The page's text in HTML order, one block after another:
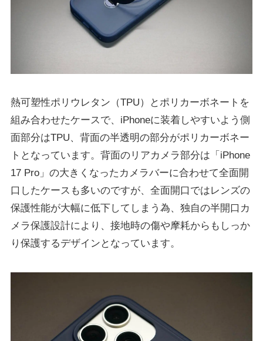
熱可塑性ポリウレタン（TPU）とポリカーボネートを
組み合わせたケースで、iPhoneに装着しやすいよう側
面部分はTPU、背面の半透明の部分がポリカーボネー
トとなっています。背面のリアカメラ部分は「iPhone
17 Pro」の大きくなったカメラバーに合わせて全面開
口したケースも多いのですが、全面開口ではレンズの
保護性能が大幅に低下してしまう為、独自の半開口カ
メラ保護設計により、接地時の傷や摩耗からもしっか
り保護するデザインとなっています。